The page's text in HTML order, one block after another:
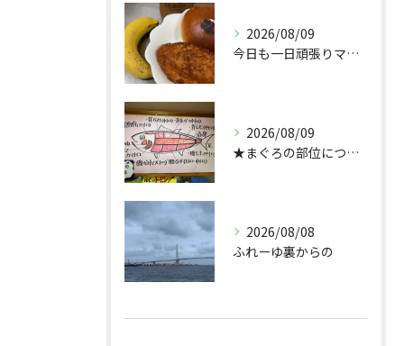
2026/08/09
今日も一日頑張りマッスル💪
2026/08/09
★まぐろの部位について★
2026/08/08
ふれーゆ裏からの